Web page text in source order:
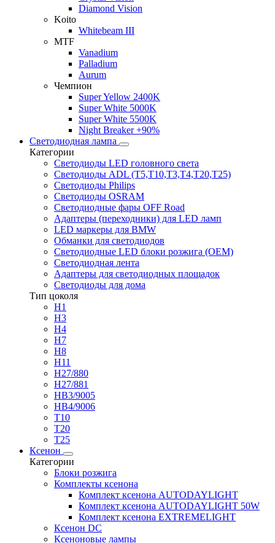
Diamond Vision
Koito
Whitebeam III
MTF
Vanadium
Palladium
Aurum
Чемпион
Super Yellow 2400K
Super White 5000K
Super White 5500K
Night Breaker +90%
Светодиодная лампа
Категории
Светодиоды LED головного света
Светодиоды ADL (T5,T10,T3,T4,T20,T25)
Светодиоды Philips
Светодиоды OSRAM
Светодиодные фары OFF Road
Адаптеры (переходники) для LED ламп
LED маркеры для BMW
Обманки для светодиодов
Светодиодные LED блоки розжига (OEM)
Светодиодная лента
Адаптеры для светодиодных площадок
Светодиоды для дома
Тип цоколя
H1
H3
H4
H7
H8
H11
H27/880
H27/881
HB3/9005
HB4/9006
T10
T20
T25
Ксенон
Категории
Блоки розжига
Комплекты ксенона
Комплект ксенона AUTODAYLIGHT
Комплект ксенона AUTODAYLIGHT 50W
Комплект ксенона EXTREMELIGHT
Ксенон DC
Ксеноновые лампы